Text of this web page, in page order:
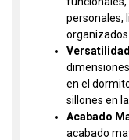
personales,
organizados
en el
sillones en
Acabado
acabado